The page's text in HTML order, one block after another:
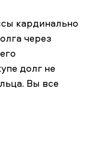
кардинально
через
долг не
Вы все